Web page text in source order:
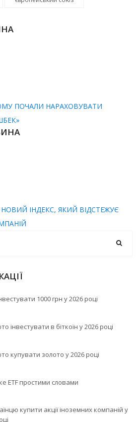
ПОЧАЛИ НАРАХОВУВАТИ
НОВИЙ ІНДЕКС, ЯКИЙ ВІДСТЕЖУЄ
1000 грн у 2026 році
інвестувати в біткоїн у 2026 році
купувати золото у 2026 році
ETF простими словами
купити акції іноземних компаній у